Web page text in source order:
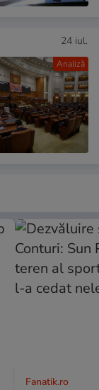
Analiză
24 iul.
Fanatik.ro